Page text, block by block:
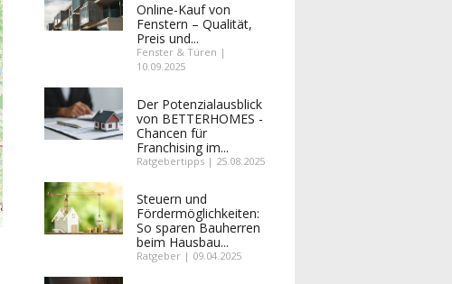
Online-Kauf von
Fenstern – Qualität,
Preis und...
Fenster & Türen |
10.09.2025
Der Potenzialausblick
von BETTERHOMES -
Chancen für
Franchising im...
Ratgebertipps | 25.08.2025
Steuern und
Fördermöglichkeiten:
So sparen Bauherren
beim Hausbau...
Ratgeber | 09.04.2025